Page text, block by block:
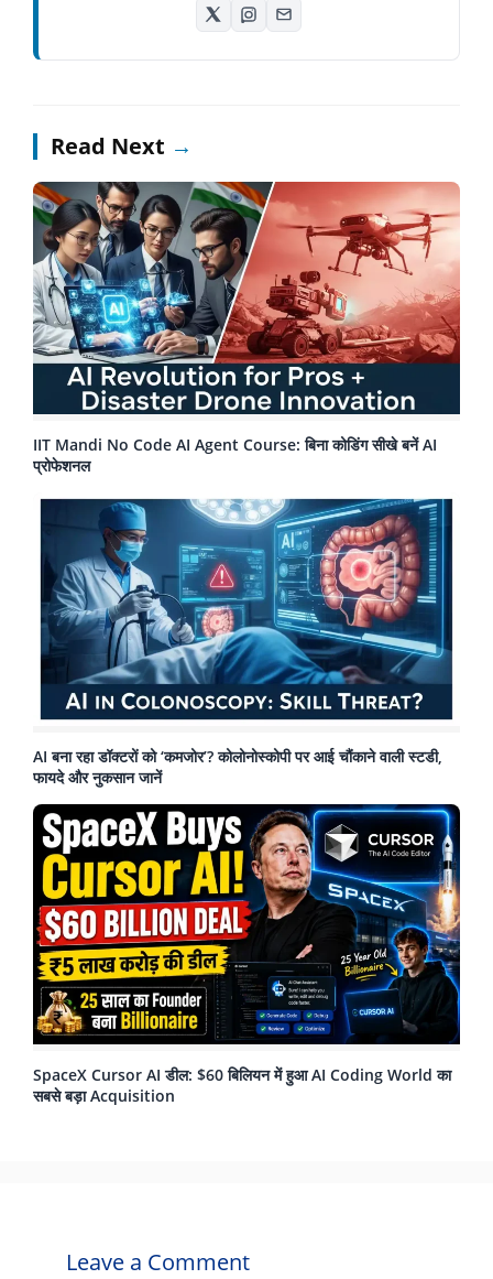
Read Next →
IIT Mandi No Code AI Agent Course: बिना कोडिंग सीखे बनें AI
प्रोफेशनल
AI बना रहा डॉक्टरों को ‘कमजोर’? कोलोनोस्कोपी पर आई चौंकाने वाली स्टडी,
फायदे और नुकसान जानें
SpaceX Cursor AI डील: $60 बिलियन में हुआ AI Coding World का
सबसे बड़ा Acquisition
Leave a Comment